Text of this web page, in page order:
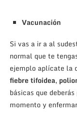
Vacunación
Si vas a ir a al
normal que te
ejemplo aplícate la
fiebre tifoidea,
básicas que
momento y